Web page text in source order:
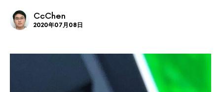
CcChen
2020年07月08日